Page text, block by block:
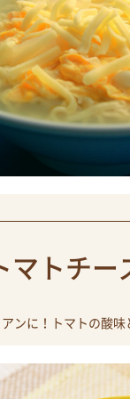
マトチー
アンに！トマトの酸